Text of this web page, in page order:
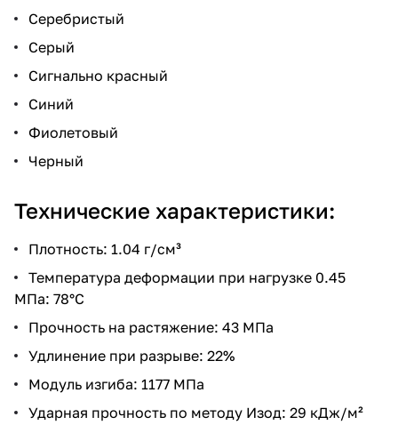
Серебристый
Серый
Сигнально красный
Синий
Фиолетовый
Черный
Технические характеристики:
Плотность: 1.04 г/см³
Температура деформации при нагрузке 0.45
МПа: 78°C
Прочность на растяжение: 43 МПа
Удлинение при разрыве: 22%
Модуль изгиба: 1177 МПа
Ударная прочность по методу Изод: 29 кДж/м²